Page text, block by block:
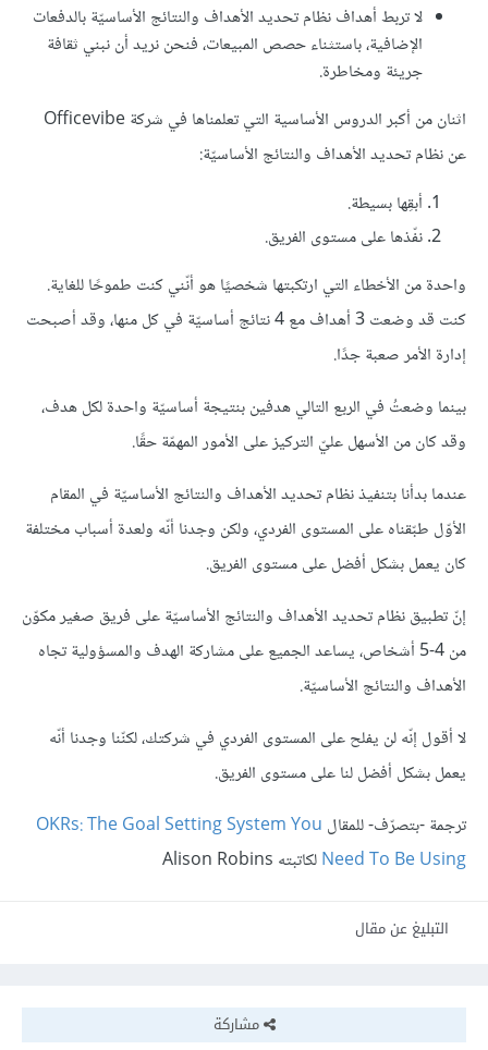
لا تربط أهداف نظام تحديد الأهداف والنتائج الأساسيّة بالدفعات
الإضافية، باستثناء حصص المبيعات، فنحن نريد أن نبني ثقافة
جريئة ومخاطرة.
اثنان من أكبر الدروس الأساسية التي تعلمناها في شركة Officevibe
عن نظام تحديد الأهداف والنتائج الأساسيّة:
أبقِها بسيطة.
نفّذها على مستوى الفريق.
واحدة من الأخطاء التي ارتكبتها شخصيًا هو أنّني كنت طموحًا للغاية.
كنت قد وضعت 3 أهداف مع 4 نتائج أساسيّة في كل منها، وقد أصبحت
إدارة الأمر صعبة جدًا.
بينما وضعتُ في الربع التالي هدفين بنتيجة أساسيّة واحدة لكل هدف،
وقد كان من الأسهل عليّ التركيز على الأمور المهمّة حقًا.
عندما بدأنا بتنفيذ نظام تحديد الأهداف والنتائج الأساسيّة في المقام
الأوّل طبّقناه على المستوى الفردي، ولكن وجدنا أنّه ولعدة أسباب مختلفة
كان يعمل بشكل أفضل على مستوى الفريق.
إنّ تطبيق نظام تحديد الأهداف والنتائج الأساسيّة على فريق صغير مكوّن
من 4-5 أشخاص، يساعد الجميع على مشاركة الهدف والمسؤولية تجاه
الأهداف والنتائج الأساسيّة.
لا أقول إنّه لن يفلح على المستوى الفردي في شركتك، لكنّنا وجدنا أنّه
يعمل بشكل أفضل لنا على مستوى الفريق.
ترجمة -بتصرّف- للمقال OKRs: The Goal Setting System You
Need To Be Usingلكاتبته Alison Robins
التبليغ عن مقال
مشاركة